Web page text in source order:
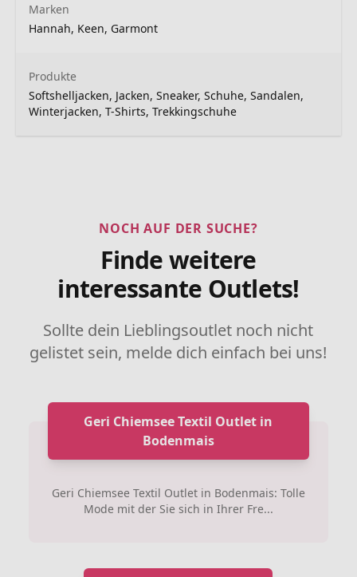
Marken
Hannah, Keen, Garmont
Produkte
Softshelljacken, Jacken, Sneaker, Schuhe, Sandalen,
Winterjacken, T-Shirts, Trekkingschuhe
NOCH AUF DER SUCHE?
Finde weitere
interessante Outlets!
Sollte dein Lieblingsoutlet noch nicht
gelistet sein, melde dich einfach bei uns!
Geri Chiemsee Textil Outlet in
Bodenmais
Geri Chiemsee Textil Outlet in Bodenmais: Tolle
Mode mit der Sie sich in Ihrer Fre...